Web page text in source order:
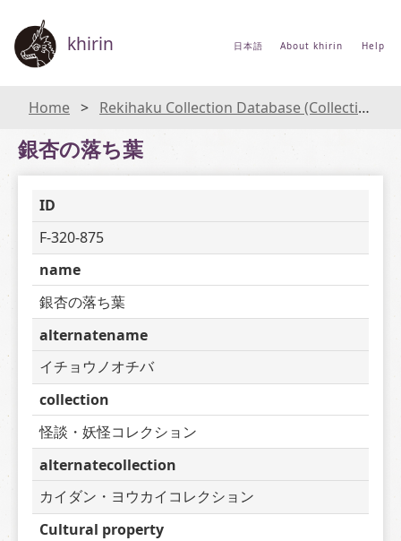
khirin 日本語 About khirin Help
Home Rekihaku Collection Database (Collections Database of the National Museum of Japanese History)
銀杏の落ち葉
ID
F-320-875
name
銀杏の落ち葉
alternatename
イチョウノオチバ
collection
怪談・妖怪コレクション
alternatecollection
カイダン・ヨウカイコレクション
Cultural property